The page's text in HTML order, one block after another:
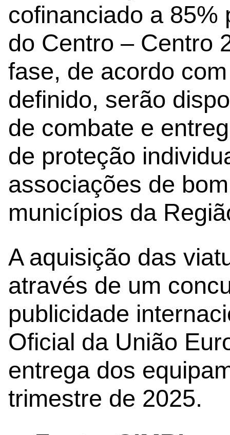
cofinanciado a 85%
do Centro – Centro
fase, de acordo
definido, serão
de combate e
de proteção
associações de
municípios da
A aquisição das
através de um
publicidade
Oficial da União
entrega dos
trimestre de 2025.